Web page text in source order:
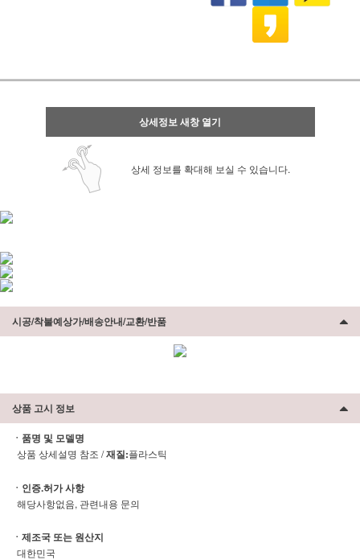
상세정보 새창 열기
상세 정보를 확대해 보실 수 있습니다.
시공/착불예상가/배송안내/교환/반품
상품 고시 정보
ㆍ품명 및 모델명
상품 상세설명 참조 /재질:플라스틱
ㆍ인증.허가 사항
해당사항없음, 관련내용 문의
ㆍ제조국 또는 원산지
대한민국